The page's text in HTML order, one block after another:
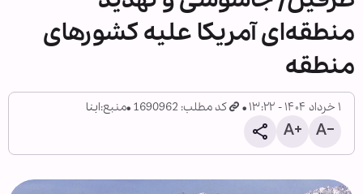
منطقه‌ای آمریکا علیه کشورهای
منطقه
۱ خرداد ۱۴۰۴ - ۱۳:۲۲ کد مطلب: 1690962 منبع:ابنا